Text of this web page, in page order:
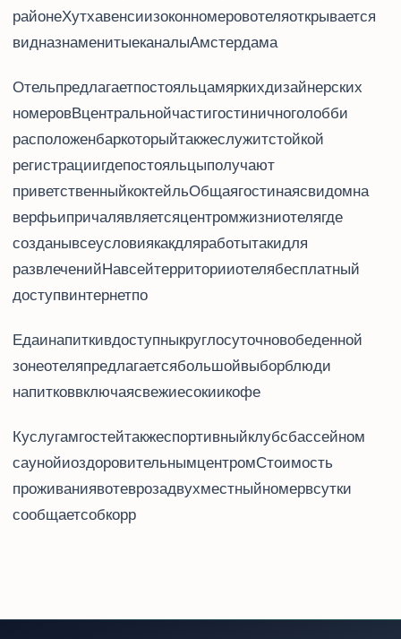
районе Хутхавенс, и из окон номеров отеля открывается
вид на знаменитые каналы Амстердама.
Отель Moxy Amsterdam Houthavens предлагает постояльцам 120 ярких дизайнерских
номеров. В центральной части гостиничного лобби
расположен бар, который также служит стойкой
регистрации, где постояльцы получают
приветственный коктейль Got Moxy. Общая гостиная с видом на
верфь и причал является центром жизни отеля, где
созданы все условия как для работы, так и для
развлечений. На всей территории отеля – бесплатный
доступ в интернет по Wi-Fi.
Еда и напитки в Moxy Amsterdam Houthavens доступны круглосуточно: в обеденной
зоне отеля предлагается большой выбор блюд и
напитков, включая свежие соки и кофе.
К услугам гостей также – спортивный клуб с бассейном,
сауной и оздоровительным центром. Стоимость
проживания в Moxy Amsterdam Houthavens – от 200 евро за двухместный номер в сутки,
сообщает соб. корр. Travel.ru.